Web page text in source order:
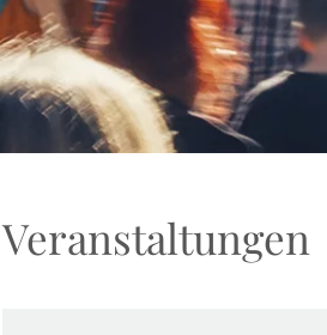
Veranstaltungen